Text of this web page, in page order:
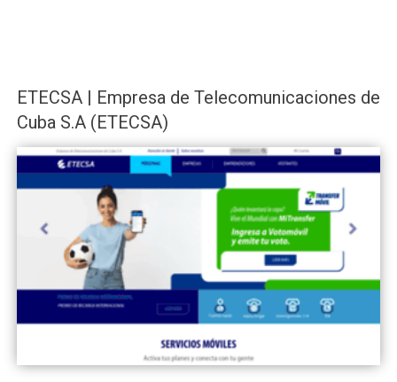
ETECSA | Empresa de Telecomunicaciones de
Cuba S.A (ETECSA)